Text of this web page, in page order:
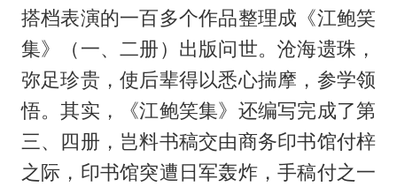
搭档表演的一百多个作品整理成《江鲍笑
集》（一、二册）出版问世。沧海遗珠，
弥足珍贵，使后辈得以悉心揣摩，参学领
悟。其实，《江鲍笑集》还编写完成了第
三、四册，岂料书稿交由商务印书馆付梓
之际，印书馆突遭日军轰炸，手稿付之一